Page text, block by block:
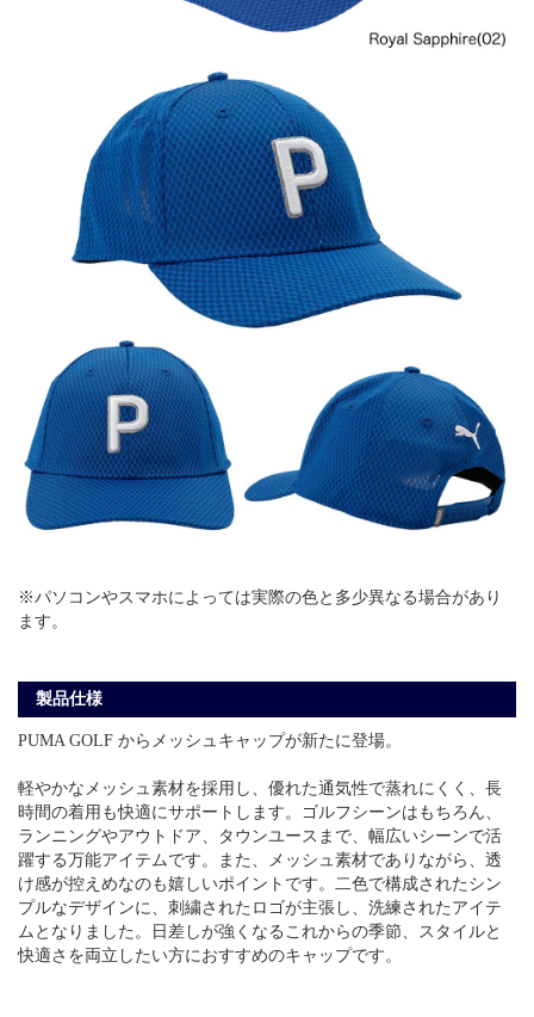
※パソコンやスマホによっては実際の色と多少異なる場合があり
ます。
製品仕様
PUMA GOLF からメッシュキャップが新たに登場。
軽やかなメッシュ素材を採用し、優れた通気性で蒸れにくく、長
時間の着用も快適にサポートします。ゴルフシーンはもちろん、
ランニングやアウトドア、タウンユースまで、幅広いシーンで活
躍する万能アイテムです。また、メッシュ素材でありながら、透
け感が控えめなのも嬉しいポイントです。二色で構成されたシン
プルなデザインに、刺繍されたロゴが主張し、洗練されたアイテ
ムとなりました。日差しが強くなるこれからの季節、スタイルと
快適さを両立したい方におすすめのキャップです。